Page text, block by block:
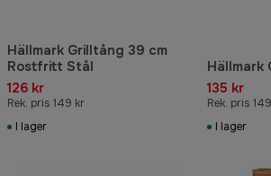
Hällmark Grilltång 39 cm
Rostfritt Stål
126 kr
Rek. pris 149 kr
I lager
Hällmark
135 kr
Rek. pris
I lager